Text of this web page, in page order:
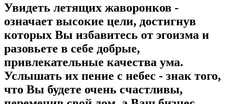
Увидеть летящих жаворонков -
означает высокие цели, достигнув
которых Вы избавитесь от эгоизма и
разовьете в себе добрые,
привлекательные качества ума.
Услышать их пение с небес - знак того,
что Вы будете очень счастливы,